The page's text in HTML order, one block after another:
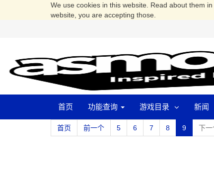
We use cookies in this website. Read about them
website, you are accepting those.
首页 功能查询 游戏目录 新闻
首页 前一个 5 6 7 8 9 下一